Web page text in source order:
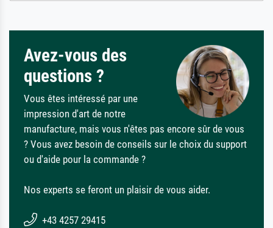
Avez-vous des
questions ?
Vous êtes intéressé par une
impression d'art de notre
manufacture, mais vous n'êtes pas encore sûr de vous
? Vous avez besoin de conseils sur le choix du support
ou d'aide pour la commande ?
Nos experts se feront un plaisir de vous aider.
+43 4257 29415